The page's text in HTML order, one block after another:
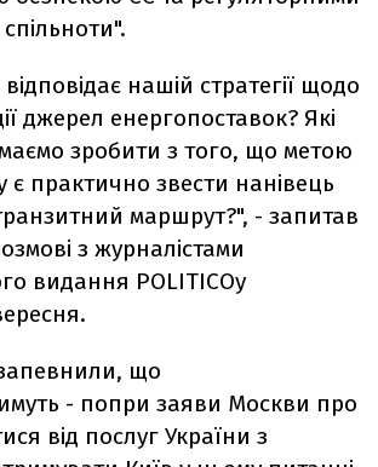
нашій стратегії щодо
джерел енергопоставок? Які
зробити з того, що метою
є практично звести нанівець
маршрут?", - запитав
з журналістами
видання POLITICOу
запевнили, що
- попри заяви Москви про
від послуг України з